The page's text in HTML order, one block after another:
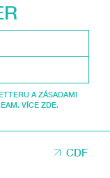
A ZÁSADAMI
VÍCE ZDE.
CDF